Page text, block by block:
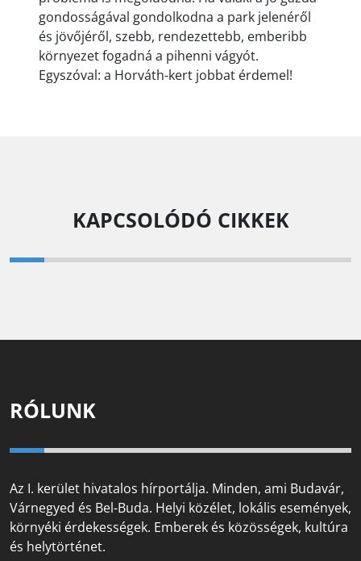
gondosságával gondolkodna a park jelenéről
és jövőjéről, szebb, rendezettebb, emberibb
környezet fogadná a pihenni vágyót.
Egyszóval: a Horváth-kert jobbat érdemel!
KAPCSOLÓDÓ CIKKEK
RÓLUNK
Az I. kerület hivatalos hírportálja. Minden, ami Budavár,
Várnegyed és Bel-Buda. Helyi közélet, lokális események,
környéki érdekességek. Emberek és közösségek, kultúra
és helytörténet.